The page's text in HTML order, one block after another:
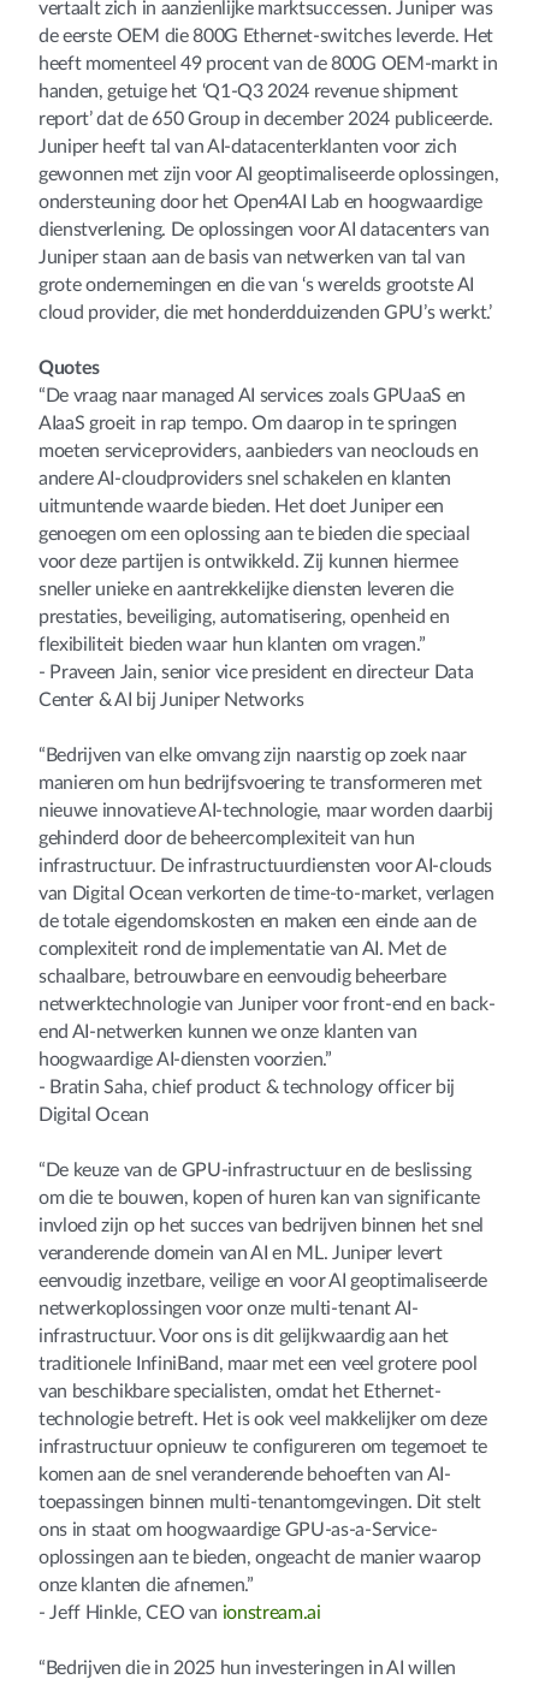
vertaalt zich in aanzienlijke marktsuccessen. Juniper was
de eerste OEM die 800G Ethernet-switches leverde. Het
heeft momenteel 49 procent van de 800G OEM-markt in
handen, getuige het ‘Q1-Q3 2024 revenue shipment
report’ dat de 650 Group in december 2024 publiceerde.
Juniper heeft tal van AI-datacenterklanten voor zich
gewonnen met zijn voor AI geoptimaliseerde oplossingen,
ondersteuning door het Open4AI Lab en hoogwaardige
dienstverlening. De oplossingen voor AI datacenters van
Juniper staan aan de basis van netwerken van tal van
grote ondernemingen en die van ‘s werelds grootste AI
cloud provider, die met honderdduizenden GPU’s werkt.’
Quotes
“De vraag naar managed AI services zoals GPUaaS en
AIaaS groeit in rap tempo. Om daarop in te springen
moeten serviceproviders, aanbieders van neoclouds en
andere AI-cloudproviders snel schakelen en klanten
uitmuntende waarde bieden. Het doet Juniper een
genoegen om een oplossing aan te bieden die speciaal
voor deze partijen is ontwikkeld. Zij kunnen hiermee
sneller unieke en aantrekkelijke diensten leveren die
prestaties, beveiliging, automatisering, openheid en
flexibiliteit bieden waar hun klanten om vragen.”
- Praveen Jain, senior vice president en directeur Data
Center & AI bij Juniper Networks
“Bedrijven van elke omvang zijn naarstig op zoek naar
manieren om hun bedrijfsvoering te transformeren met
nieuwe innovatieve AI-technologie, maar worden daarbij
gehinderd door de beheercomplexiteit van hun
infrastructuur. De infrastructuurdiensten voor AI-clouds
van Digital Ocean verkorten de time-to-market, verlagen
de totale eigendomskosten en maken een einde aan de
complexiteit rond de implementatie van AI. Met de
schaalbare, betrouwbare en eenvoudig beheerbare
netwerktechnologie van Juniper voor front-end en back-
end AI-netwerken kunnen we onze klanten van
hoogwaardige AI-diensten voorzien.”
- Bratin Saha, chief product & technology officer bij
Digital Ocean
“De keuze van de GPU-infrastructuur en de beslissing
om die te bouwen, kopen of huren kan van significante
invloed zijn op het succes van bedrijven binnen het snel
veranderende domein van AI en ML. Juniper levert
eenvoudig inzetbare, veilige en voor AI geoptimaliseerde
netwerkoplossingen voor onze multi-tenant AI-
infrastructuur. Voor ons is dit gelijkwaardig aan het
traditionele InfiniBand, maar met een veel grotere pool
van beschikbare specialisten, omdat het Ethernet-
technologie betreft. Het is ook veel makkelijker om deze
infrastructuur opnieuw te configureren om tegemoet te
komen aan de snel veranderende behoeften van AI-
toepassingen binnen multi-tenantomgevingen. Dit stelt
ons in staat om hoogwaardige GPU-as-a-Service-
oplossingen aan te bieden, ongeacht de manier waarop
onze klanten die afnemen.”
- Jeff Hinkle, CEO van ionstream.ai
“Bedrijven die in 2025 hun investeringen in AI willen